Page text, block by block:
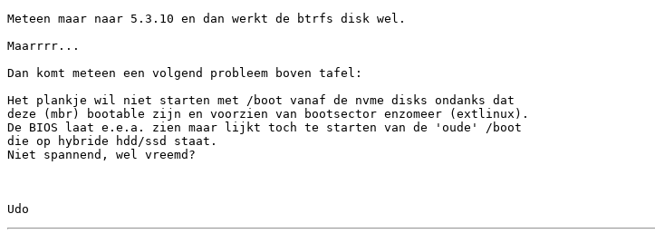
Meteen maar naar 5.3.10 en dan werkt de btrfs disk wel.
Maarrrr...
Dan komt meteen een volgend probleem boven tafel:
Het plankje wil niet starten met /boot vanaf de nvme disks ondanks dat
deze (mbr) bootable zijn en voorzien van bootsector enzomeer (extlinux).
De BIOS laat e.e.a. zien maar lijkt toch te starten van de 'oude' /boot
die op hybride hdd/ssd staat.
Niet spannend, wel vreemd?